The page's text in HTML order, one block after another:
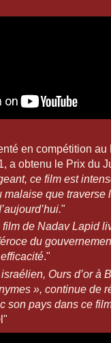
en compétition au
a obtenu le Prix du
ce film est
malaise que traverse
"
de Nadav Lapid
du
."
Ours d’or à
», continue de
son pays dans ce
l"